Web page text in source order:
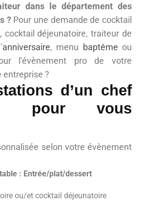
dans le département des
?Pour une demande de cocktail
cocktail déjeunatoire, traiteur de
anniversaire, menu baptême ou
l’évènement pro de votre
entreprise ?
d’un chef
pour vous
selon votre évènement
: Entrée/plat/dessert
ou/et cocktail déjeunatoire